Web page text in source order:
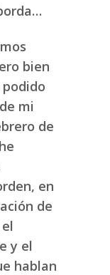
bien
mi
de
en
de
y el
hablan